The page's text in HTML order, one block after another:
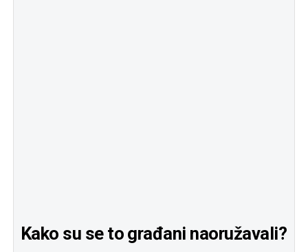
Kako su se to građani naoružavali?